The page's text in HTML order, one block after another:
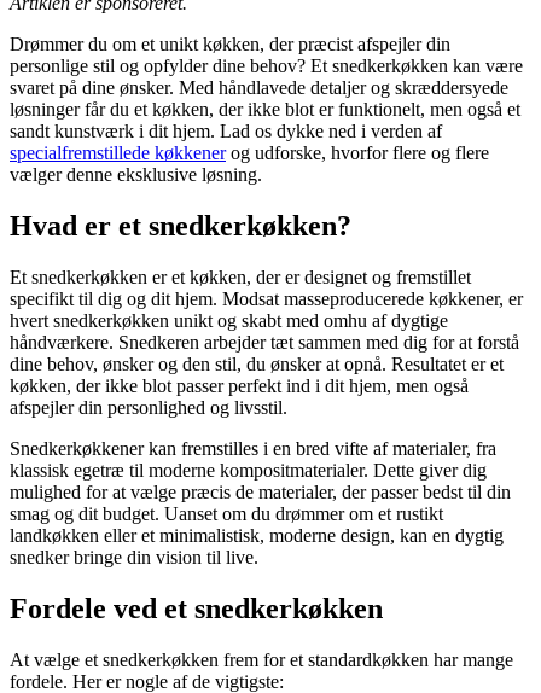
Drømmer du om et unikt køkken, der præcist afspejler din
personlige stil og opfylder dine behov? Et snedkerkøkken kan være
svaret på dine ønsker. Med håndlavede detaljer og skræddersyede
løsninger får du et køkken, der ikke blot er funktionelt, men også et
sandt kunstværk i dit hjem. Lad os dykke ned i verden af
specialfremstillede køkkenerog udforske, hvorfor flere og flere
vælger denne eksklusive løsning.
Hvad er et snedkerkøkken?
Et snedkerkøkken er et køkken, der er designet og fremstillet
specifikt til dig og dit hjem. Modsat masseproducerede køkkener, er
hvert snedkerkøkken unikt og skabt med omhu af dygtige
håndværkere. Snedkeren arbejder tæt sammen med dig for at forstå
dine behov, ønsker og den stil, du ønsker at opnå. Resultatet er et
køkken, der ikke blot passer perfekt ind i dit hjem, men også
afspejler din personlighed og livsstil.
Snedkerkøkkener kan fremstilles i en bred vifte af materialer, fra
klassisk egetræ til moderne kompositmaterialer. Dette giver dig
mulighed for at vælge præcis de materialer, der passer bedst til din
smag og dit budget. Uanset om du drømmer om et rustikt
landkøkken eller et minimalistisk, moderne design, kan en dygtig
snedker bringe din vision til live.
Fordele ved et snedkerkøkken
At vælge et snedkerkøkken frem for et standardkøkken har mange
fordele. Her er nogle af de vigtigste: